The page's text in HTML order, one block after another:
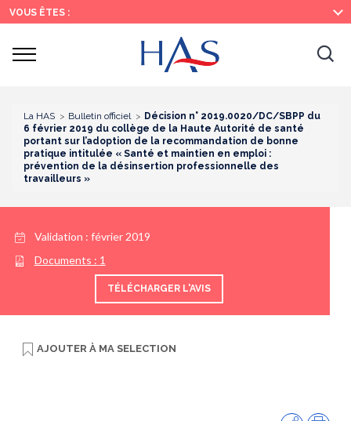
Recherche
Menu
principal
Contenu
principal
VOUS ÊTES :
Ouvrir
La HAS Bulletin officiel
Décision n° 2019.0020/DC/SBPP du
6 février 2019 du collège de la Haute Autorité de santé
portant sur l’adoption de la recommandation de bonne
pratique intitulée « Santé et maintien en emploi :
prévention de la désinsertion professionnelle des
travailleurs »
Validation : février 2019
Documents : 1
TÉLÉCHARGER L'AVIS
AJOUTER À MA SELECTION